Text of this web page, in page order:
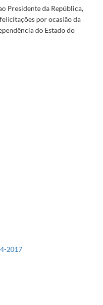
Presidente da República,
por ocasião da
do Estado do
2017